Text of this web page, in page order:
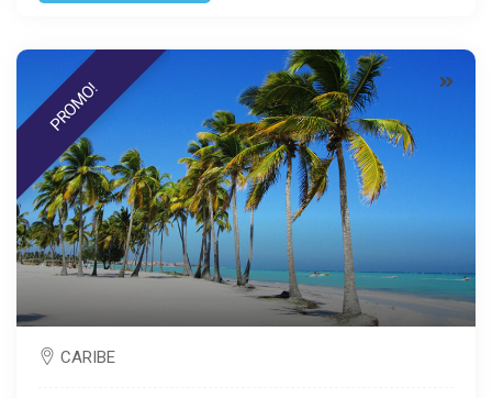
PROMO!
CARIBE